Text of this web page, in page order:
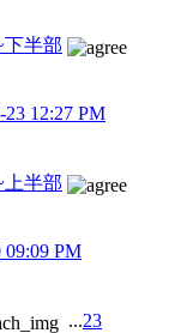
半部
23 12:27 PM
半部
09:09 PM
...23